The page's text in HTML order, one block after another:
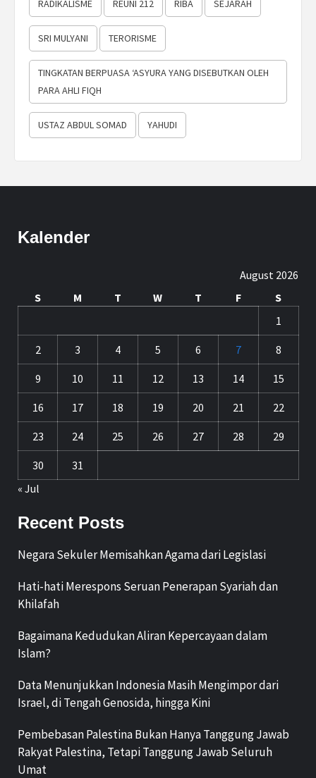
RADIKALISME REUNI 212 RIBA SEJARAH
SRI MULYANI TERORISME
TINGKATAN BERPUASA ‘ASYURA YANG DISEBUTKAN OLEH
PARA AHLI FIQH
USTAZ ABDUL SOMAD YAHUDI
Kalender
August 2026
S
M T W T F
S
1
2 3 4 5 6 7 8
9 10 11 12 13 14 15
16 17 18 19 20 21 22
23 24 25 26 27 28 29
30
31
« Jul
Recent Posts
Negara Sekuler Memisahkan Agama dari Legislasi
Hati-hati Merespons Seruan Penerapan Syariah dan
Khilafah
Bagaimana Kedudukan Aliran Kepercayaan dalam
Islam?
Data Menunjukkan Indonesia Masih Mengimpor dari
Israel, di Tengah Genosida, hingga Kini
Pembebasan Palestina Bukan Hanya Tanggung Jawab
Rakyat Palestina, Tetapi Tanggung Jawab Seluruh
Umat